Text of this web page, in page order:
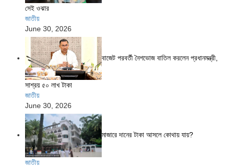
সেই ওঝার
জাতীয়
June 30, 2026
বাজেট পরবর্তী নৈশভোজ বাতিল করলেন প্রধানমন্ত্রী,
সাশ্রয় ৫০ লাখ টাকা
জাতীয়
June 30, 2026
মাজারে দানের টাকা আসলে কোথায় যায়?
জাতীয়